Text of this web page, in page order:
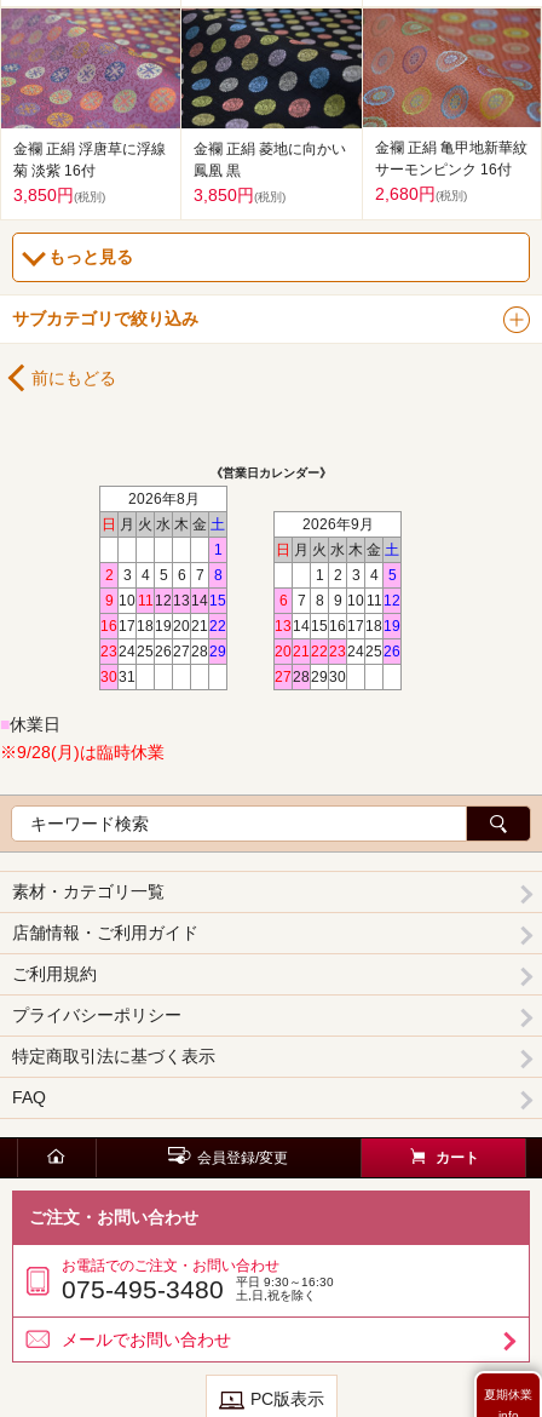
金襴 正絹 浮唐草に浮線
菊 淡紫 16付
3,850円(税別)
金襴 正絹 菱地に向かい
鳳凰 黒
3,850円(税別)
金襴 正絹 亀甲地新華紋
サーモンピンク 16付
2,680円(税別)
もっと見る
サブカテゴリで絞り込み
前にもどる
《営業日カレンダー》
2026年8月
日 月 火 水 木 金 土
1
2
3 4 5 6 7
8
9 10 11 12 13 1415
16 17 1819202122
23242526272829
3031
2026年9月
日 月 火 水 木 金 土
1
2 3 4
5
6
7 8 9 10 11 12
13 141516 17 1819
20212223242526
27282930
■休業日
※9/28(月)は臨時休業
素材・カテゴリ一覧
店舗情報・ご利用ガイド
ご利用規約
プライバシーポリシー
特定商取引法に基づく表示
FAQ
会員登録/変更 カート
ご注文・お問い合わせ
お電話でのご注文・お問い合わせ
075-495-3480
平日 9:30～16:30
土,日,祝を除く
メールでお問い合わせ
PC版表示
夏期休業